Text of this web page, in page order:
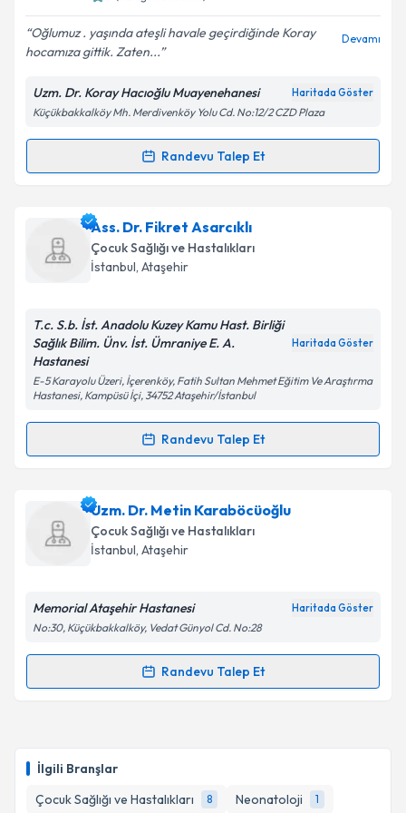
İlgili Branşlar
Çocuk Sağlığı ve Hastalıkları
8 Neonatoloji 1
Kişisel verilerimin işlenmesine ilişkin
Aydınlatma
Metni'ni okudum ve kişisel verilerimin belirtilen
kapsamda işlenmesini kabul ediyorum.
Oğlumuz . yaşında ateşli havale geçirdiğinde Koray
hocamıza gittik. Zaten...
Devamı
Uzm. Dr. Koray Hacıoğlu Muayenehanesi Haritada Göster
Küçükbakkalköy Mh. Merdivenköy Yolu Cd. No:12/2 CZD Plaza
Randevu Talep Et
Randevu Takvimi Talebi
Uzm. Dr. Koray Hacıoğluiçin randevu takvimi talebi
oluşturun. Size bu uzmandan randevu almanız için bir
takvim hazırlandığında e-posta ile bilgilendireceğiz.
Kişisel verilerimin işlenmesine ilişkinAydınlatma
Metni
'ni okudum ve kişisel verilerimin belirtilen
kapsamda işlenmesini kabul ediyorum.
Ass. Dr. Fikret Asarcıklı
Çocuk Sağlığı ve Hastalıkları
İstanbul, Ataşehir
T.c. S.b. İst. Anadolu Kuzey Kamu Hast. Birliği
Sağlık Bilim. Ünv. İst. Ümraniye E. A.
Hastanesi
Haritada Göster
E-5 Karayolu Üzeri, İçerenköy, Fatih Sultan Mehmet Eğitim Ve Araştırma
Hastanesi, Kampüsü İçi, 34752 Ataşehir/İstanbul
Randevu Talep Et
Randevu Takvimi Talebi
Ass. Dr. Fikret Asarcıklıiçin randevu takvimi talebi
oluşturun. Size bu uzmandan randevu almanız için bir
takvim hazırlandığında e-posta ile bilgilendireceğiz.
Kişisel verilerimin işlenmesine ilişkin
Metni'ni okudum ve kişisel verilerimin belirtilen
Uzm. Dr. Metin Karaböcüoğlu
Çocuk Sağlığı ve Hastalıkları
İstanbul, Ataşehir
Memorial Ataşehir Hastanesi Haritada Göster
No:30, Küçükbakkalköy, Vedat Günyol Cd. No:28
Randevu Talep Et
Randevu Takvimi Talebi
için bir takvim hazırlandığında e-posta ile
bilgilendireceğiz.